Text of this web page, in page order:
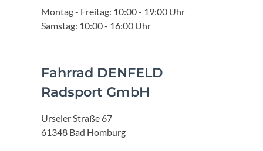
Montag - Freitag: 10:00 - 19:00 Uhr
Samstag: 10:00 - 16:00 Uhr
Fahrrad DENFELD
Radsport GmbH
Urseler Straße 67
61348 Bad Homburg